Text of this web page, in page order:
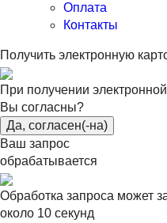
Оплата
Контакты
Получить электронную
При получении
Вы согласны?
Да, согласен(-на)
Ваш запрос
обрабатывается
Обработка запроса может
около 10 секунд